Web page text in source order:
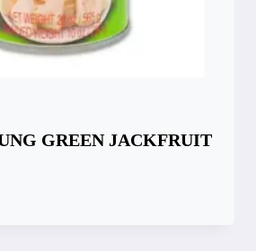
GREEN JACKFRUIT